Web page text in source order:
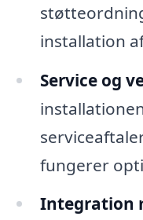
installation
Service og
fungerer
Integration